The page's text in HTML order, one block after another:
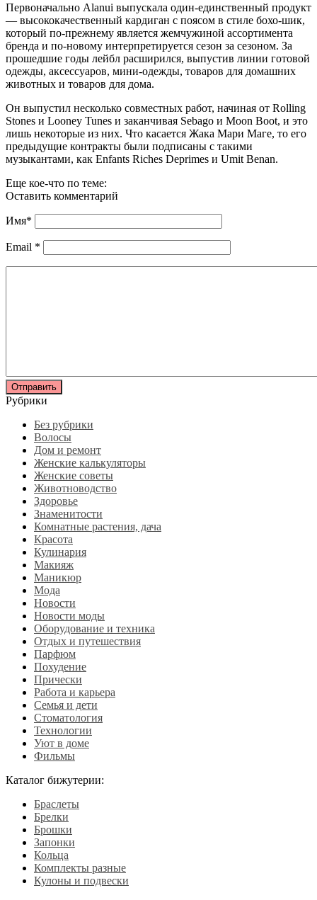
Первоначально Alanui выпускала один-единственный продукт
— высококачественный кардиган с поясом в стиле бохо-шик,
который по-прежнему является жемчужиной ассортимента
бренда и по-новому интерпретируется сезон за сезоном. За
прошедшие годы лейбл расширился, выпустив линии готовой
одежды, аксессуаров, мини-одежды, товаров для домашних
животных и товаров для дома.
Он выпустил несколько совместных работ, начиная от Rolling
Stones и Looney Tunes и заканчивая Sebago и Moon Boot, и это
лишь некоторые из них. Что касается Жака Мари Маге, то его
предыдущие контракты были подписаны с такими
музыкантами, как Enfants Riches Deprimes и Umit Benan.
Еще кое-что по теме:
Оставить комментарий
Имя*
Email *
Рубрики
Без рубрики
Волосы
Дом и ремонт
Женские калькуляторы
Женские советы
Животноводство
Здоровье
Знаменитости
Комнатные растения, дача
Красота
Кулинария
Макияж
Маникюр
Мода
Новости
Новости моды
Оборудование и техника
Отдых и путешествия
Парфюм
Похудение
Прически
Работа и карьера
Семья и дети
Стоматология
Технологии
Уют в доме
Фильмы
Каталог бижутерии:
Браслеты
Брелки
Брошки
Запонки
Кольца
Комплекты разные
Кулоны и подвески